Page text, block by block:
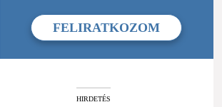
HIRDETÉS